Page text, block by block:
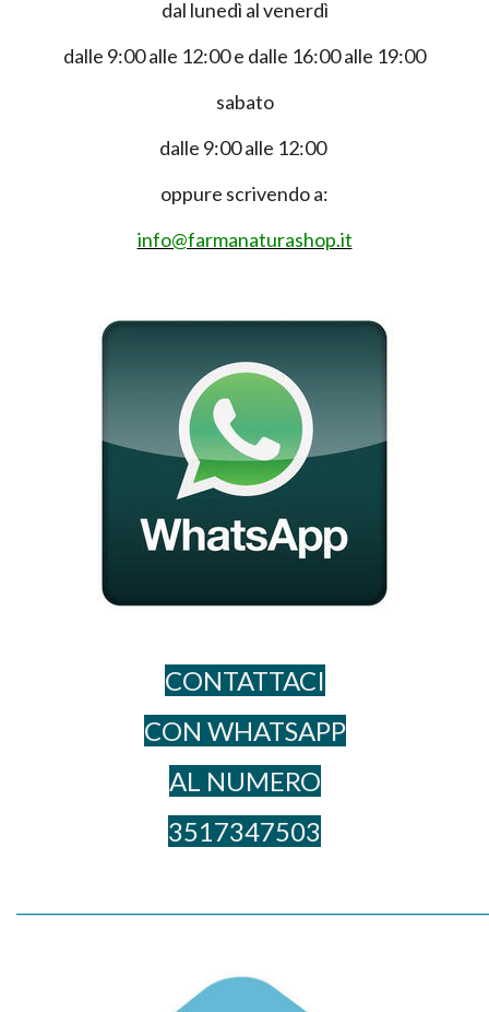
dal lunedì al venerdì
dalle 9:00 alle 12:00 e dalle 16:00 alle 19:00
sabato
dalle 9:00 alle 12:00
oppure scrivendo a:
info@farmanaturashop.it
CONTATTACI
CON WHATSAPP
AL NUME​RO
3517347503